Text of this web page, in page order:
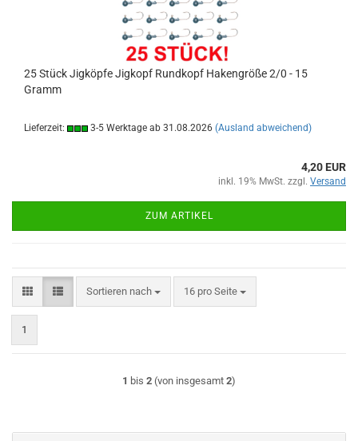
25 Stück Jigköpfe Jigkopf Rundkopf Hakengröße 2/0 - 15
Gramm
Lieferzeit: 3-5 Werktage ab 31.08.2026 (Ausland abweichend)
4,20 EUR
inkl. 19% MwSt. zzgl. Versand
ZUM ARTIKEL
Sortieren nach
Sortieren nach 16 pro Seite
pro Seite
1
1 bis 2 (von insgesamt 2)